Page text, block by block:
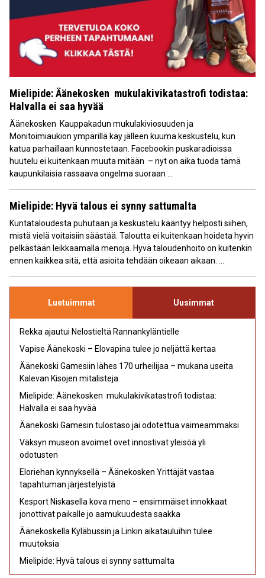
Mielipide: Äänekosken mukulakivikatastrofi todistaa:
Halvalla ei saa hyvää
Äänekosken Kauppakadun mukulakiviosuuden ja
Monitoimiaukion ympärillä käy jälleen kuuma keskustelu, kun
katua parhaillaan kunnostetaan. Facebookin puskaradioissa
huutelu ei kuitenkaan muuta mitään – nyt on aika tuoda tämä
kaupunkilaisia rassaava ongelma suoraan ...
Mielipide: Hyvä talous ei synny sattumalta
Kuntataloudesta puhutaan ja keskustelu kääntyy helposti siihen,
mistä vielä voitaisiin säästää. Taloutta ei kuitenkaan hoideta hyvin
pelkästään leikkaamalla menoja. Hyvä taloudenhoito on kuitenkin
ennen kaikkea sitä, että asioita tehdään oikeaan aikaan. ...
Luetuimmat Uusimmat
Rekka ajautui Nelostieltä Rannankyläntielle
Vapise Äänekoski – Elovapina tulee jo neljättä kertaa
Äänekoski Gamesiin lähes 170 urheilijaa – mukana useita
Kalevan Kisojen mitalisteja
Mielipide: Äänekosken mukulakivikatastrofi todistaa:
Halvalla ei saa hyvää
Äänekoski Gamesin tulostaso jäi odotettua vaimeammaksi
Väksyn museon avoimet ovet innostivat yleisöä yli
odotusten
Eloriehan kynnyksellä – Äänekosken Yrittäjät vastaa
tapahtuman järjestelyistä
Kesport Niskasella kova meno – ensimmäiset innokkaat
jonottivat paikalle jo aamukuudesta saakka
Äänekoskella Kyläbussin ja Linkin aikatauluihin tulee
muutoksia
Mielipide: Hyvä talous ei synny sattumalta